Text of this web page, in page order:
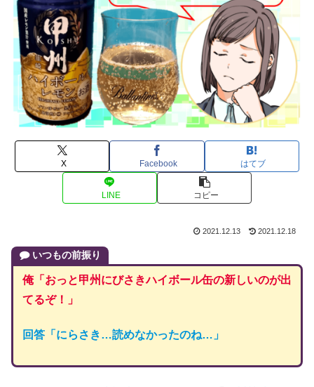
X Facebook はてブ
LINE コピー
2021.12.13 2021.12.18
いつもの前振り
俺「おっと甲州にびさきハイボール缶の新しいのが出
てるぞ！」
回答「にらさき…読めなかったのね…」